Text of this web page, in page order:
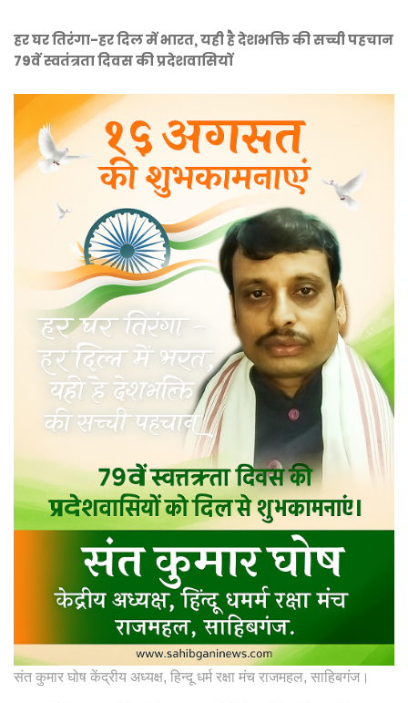
हर घर तिरंगा-हर दिल में भारत, यही है देशभक्ति की सच्ची पहचान
79वें स्वतंत्रता दिवस की प्रदेशवासियों
संत कुमार घोष केंद्रीय अध्यक्ष, हिन्दू धर्म रक्षा मंच राजमहल, साहिबगंज।